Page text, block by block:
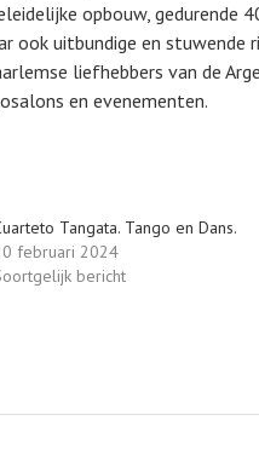
opbouw,
ook uitbundige en
liefhebbers van de
en evenementen.
Tangata. Tango en Dans.
februari 2024
bericht